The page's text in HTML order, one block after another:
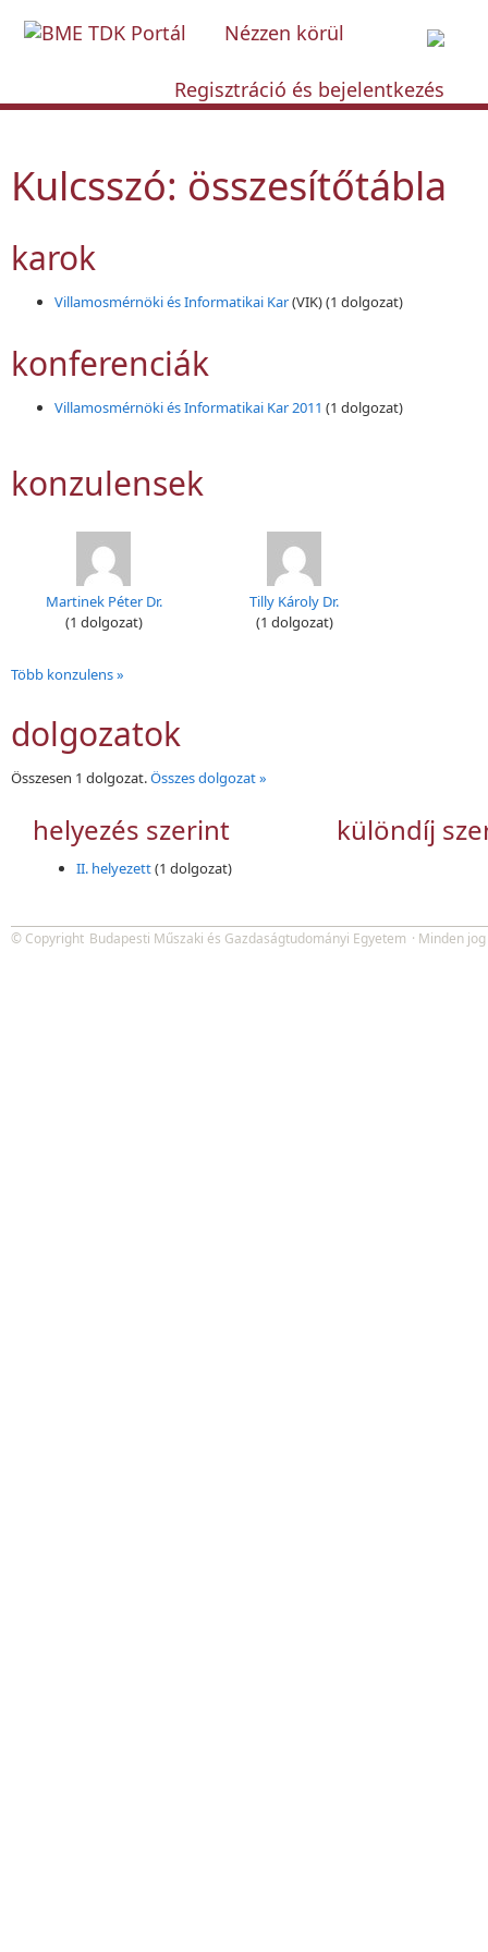
Nézzen körül
Regisztráció és bejelentkezés
Kulcsszó: összesítőtábla
karok
Villamosmérnöki és Informatikai Kar(VIK)(1 dolgozat)
konferenciák
Villamosmérnöki és Informatikai Kar 2011 (1 dolgozat)
konzulensek
Martinek Péter Dr.
(1 dolgozat)
Tilly Károly Dr.
(1 dolgozat)
Több konzulens »
dolgozatok
Összesen 1 dolgozat.Összes dolgozat »
helyezés szerint
II. helyezett(1 dolgozat)
különdíj
© Copyright Budapesti Műszaki és Gazdaságtudományi Egyetem · Minden